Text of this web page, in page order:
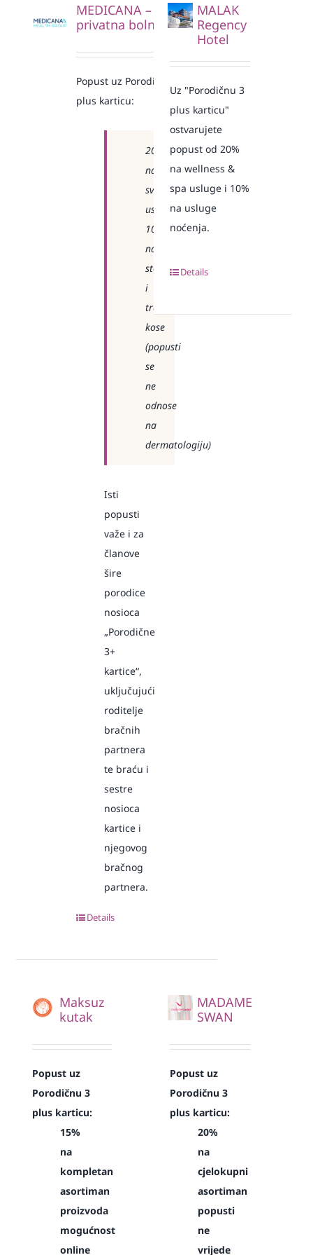
MEDICANA –
privatna bolnica
Popust uz Porodičnu 3
plus karticu:
20%
na
sve
usluge
10%
na
stomatologiju
i
transplataciju
kose
(popusti
se
ne
odnose
na
dermatologiju)
Isti
popusti
važe i za
članove
šire
porodice
nosioca
„Porodične
3+
kartice“,
uključujući
roditelje
bračnih
partnera
te braću i
sestre
nosioca
kartice i
njegovog
bračnog
partnera.
Details
MALAK
Regency
Hotel
Uz "Porodičnu 3
plus karticu"
ostvarujete
popust od 20%
na wellness &
spa usluge i 10%
na usluge
noćenja.
Details
Maksuz
kutak
Popust uz
Porodičnu 3
plus karticu:
15%
na
kompletan
asortiman
proizvoda
mogućnost
online
MADAME
SWAN
Popust uz
Porodičnu 3
plus karticu:
20%
na
cjelokupni
asortiman
popusti
ne
vrijede